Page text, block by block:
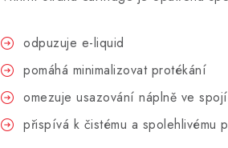
odpuzuje e-liquid
pomáhá minimalizovat protékání
omezuje usazování náplně ve
přispívá k čistému a spolehlivému